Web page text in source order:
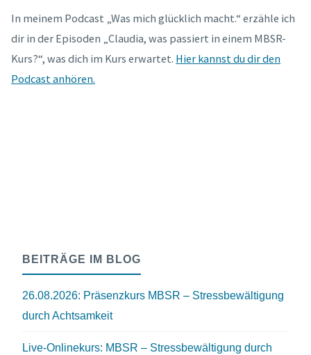
In meinem Podcast „Was mich glücklich macht.“ erzähle ich
dir in der Episoden „Claudia, was passiert in einem MBSR-
Kurs?“, was dich im Kurs erwartet. Hier kannst du dir den
Podcast anhören.
BEITRÄGE IM BLOG
26.08.2026: Präsenzkurs MBSR – Stressbewältigung
durch Achtsamkeit
Live-Onlinekurs: MBSR – Stressbewältigung durch